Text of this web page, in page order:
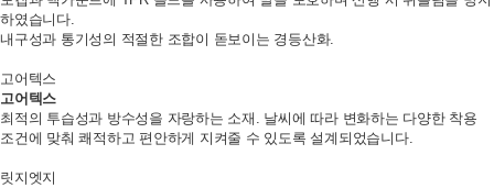
하였습니다.
내구성과 통기성의 적절한 조합이 돋보이는 경등산화.
고어텍스
고어텍스
최적의 투습성과 방수성을 자랑하는 소재. 날씨에 따라 변화하는 다양한 착용
조건에 맞춰 쾌적하고 편안하게 지켜줄 수 있도록 설계되었습니다.
릿지엣지